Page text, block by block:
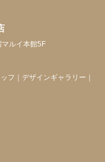
ルイ本館5F
フ ｜ デザインギャラリー ｜